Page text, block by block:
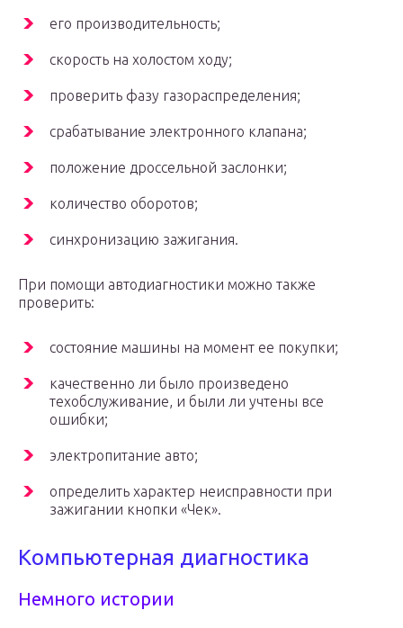
его производительность;
скорость на холостом ходу;
проверить фазу газораспределения;
срабатывание электронного клапана;
положение дроссельной заслонки;
количество оборотов;
синхронизацию зажигания.
При помощи автодиагностики можно также
проверить:
состояние машины на момент ее покупки;
качественно ли было произведено
техобслуживание, и были ли учтены все
ошибки;
электропитание авто;
определить характер неисправности при
зажигании кнопки «Чек».
Компьютерная диагностика
Немного истории